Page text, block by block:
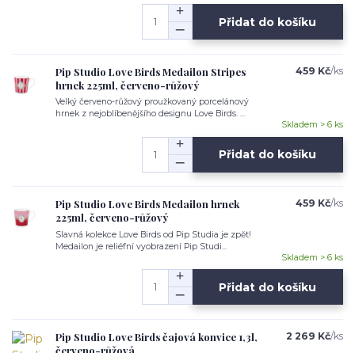
Přidat do košíku
Pip Studio Love Birds Medailon Stripes
hrnek 225ml, červeno-růžový
Velký červeno-růžový proužkovaný porcelánový
hrnek z nejoblíbenějšího designu Love Birds. ...
459 Kč/ks
Skladem > 6 ks
Přidat do košíku
Pip Studio Love Birds Medailon hrnek
225ml, červeno-růžový
Slavná kolekce Love Birds od Pip Studia je zpět!
Medailon je reliéfní vyobrazení Pip Studi...
459 Kč/ks
Skladem > 6 ks
Přidat do košíku
Pip Studio Love Birds čajová konvice 1,3l,
červeno-růžová
2 269 Kč/ks